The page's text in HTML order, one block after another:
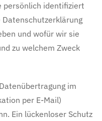
persönlich identifiziert
und wofür wir sie
zu welchem Zweck
im
per E-Mail)
Ein lückenloser Schutz